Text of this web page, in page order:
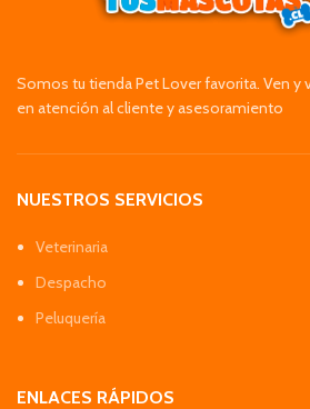
Somos tu tienda Pet Lover favorita. Ven y
en atención al cliente y asesoramiento
NUESTROS SERVICIOS
Veterinaria
Despacho
Peluquería
ENLACES RÁPIDOS